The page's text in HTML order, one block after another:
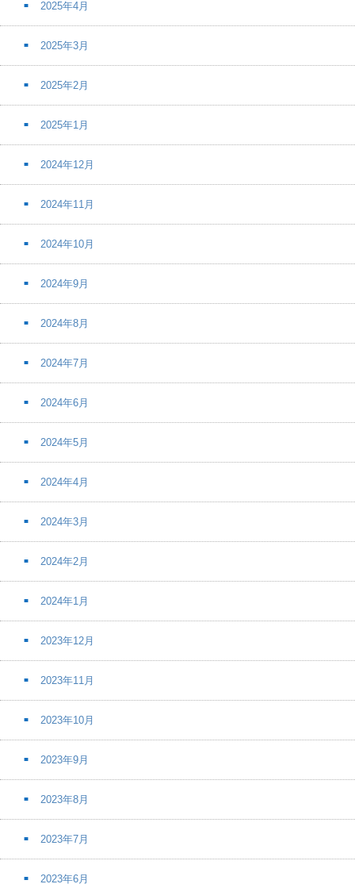
2025年4月
2025年3月
2025年2月
2025年1月
2024年12月
2024年11月
2024年10月
2024年9月
2024年8月
2024年7月
2024年6月
2024年5月
2024年4月
2024年3月
2024年2月
2024年1月
2023年12月
2023年11月
2023年10月
2023年9月
2023年8月
2023年7月
2023年6月